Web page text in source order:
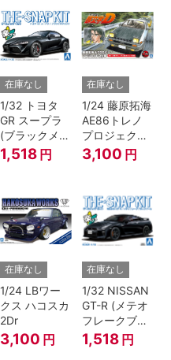
在庫なし
1/32 トヨタ
GR スープラ
(ブラックメタ
リック)
1,518 円
在庫なし
1/24 藤原拓海
AE86トレノ
プロジェクト
D仕様『頭文
字D』
3,100 円
在庫なし
1/24 LBワー
クス ハコスカ
2Dr
3,100 円
在庫なし
1/32 NISSAN
GT-R (メテオ
フレークブラ
ックパール)
1,518 円